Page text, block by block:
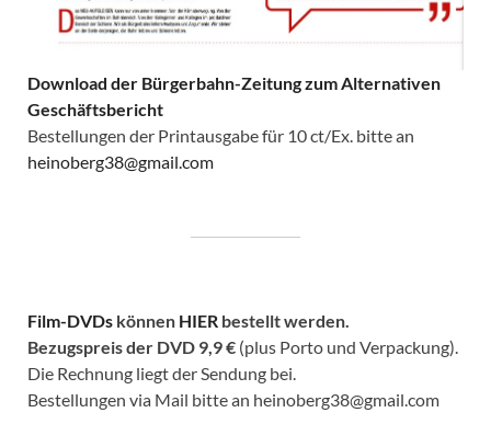
Download der Bürgerbahn-Zeitung zum Alternativen
Geschäftsbericht
Bestellungen der Printausgabe für 10 ct/Ex. bitte an
heinoberg38@gmail.com
Film-DVDs können HIER bestellt werden.
Bezugspreis der DVD 9,9 € (plus Porto und Verpackung).
Die Rechnung liegt der Sendung bei.
Bestellungen via Mail bitte an heinoberg38@gmail.com